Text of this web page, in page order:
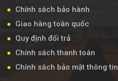
Chính sách bảo hành
Giao hàng toàn quốc
Quy định đổi trả
Chính sách thanh toán
Chính sách bảo mật thông tin